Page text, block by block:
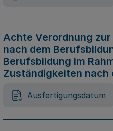
Achte Verordnung
nach dem
Berufsbildung im
Zuständigkeiten
Ausfertigungsdatum